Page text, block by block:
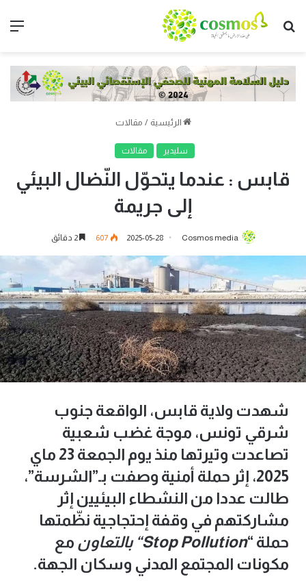
الرئيسية / مقالات
سليدير مقالات
قابس : عندما يتحوّل النّضال البيئي
إلى جريمة
Cosmos media
2025-05-28
607 2 دقائق
شهدت ولاية قابس، الواقعة جنوب
شرقي تونس، موجة غضب شعبية
تصاعدت وتيرتها منذ يوم الجمعة 23 ماي
2025، إثر حملة أمنية وصفت بـ”الشرسة”،
طالت عددا من النشطاء البيئيين إثر
مشاركتهم في وقفة إحتجاجية نظّمتها
حملة “
Stop Pollution
“ بالتعاون مع
مكونات المجتمع المدني وسكان الجهة.